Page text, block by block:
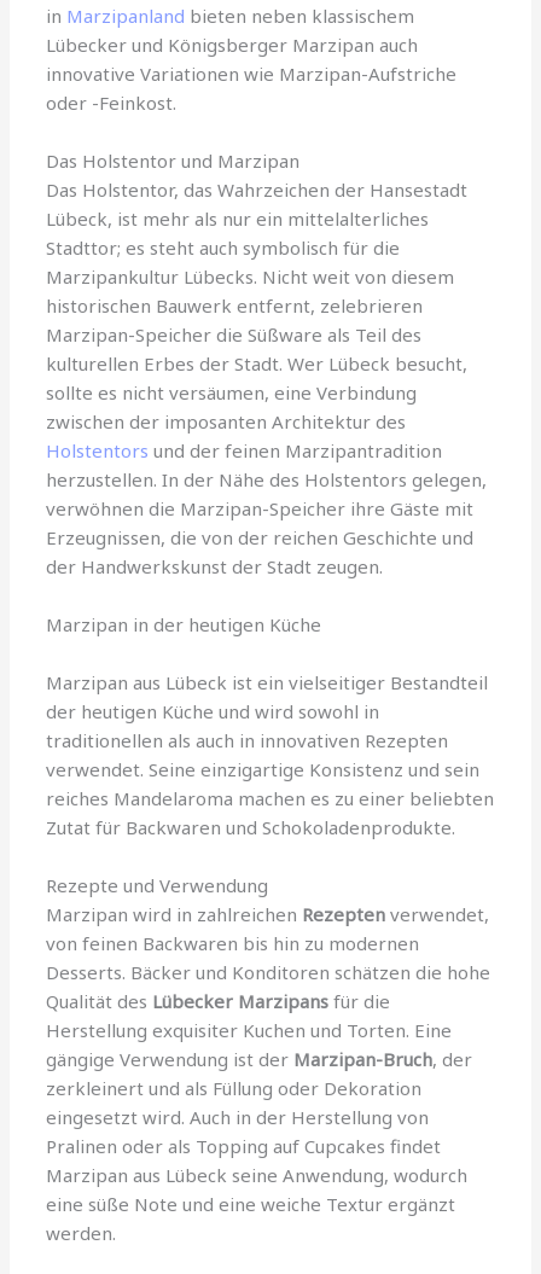
in Marzipanland bieten neben klassischem
Lübecker und Königsberger Marzipan auch
innovative Variationen wie Marzipan-Aufstriche
oder -Feinkost.
Das Holstentor und Marzipan
Das Holstentor, das Wahrzeichen der Hansestadt
Lübeck, ist mehr als nur ein mittelalterliches
Stadttor; es steht auch symbolisch für die
Marzipankultur Lübecks. Nicht weit von diesem
historischen Bauwerk entfernt, zelebrieren
Marzipan-Speicher die Süßware als Teil des
kulturellen Erbes der Stadt. Wer Lübeck besucht,
sollte es nicht versäumen, eine Verbindung
zwischen der imposanten Architektur des
Holstentors und der feinen Marzipantradition
herzustellen. In der Nähe des Holstentors gelegen,
verwöhnen die Marzipan-Speicher ihre Gäste mit
Erzeugnissen, die von der reichen Geschichte und
der Handwerkskunst der Stadt zeugen.
Marzipan in der heutigen Küche
Marzipan aus Lübeck ist ein vielseitiger Bestandteil
der heutigen Küche und wird sowohl in
traditionellen als auch in innovativen Rezepten
verwendet. Seine einzigartige Konsistenz und sein
reiches Mandelaroma machen es zu einer beliebten
Zutat für Backwaren und Schokoladenprodukte.
Rezepte und Verwendung
Marzipan wird in zahlreichen Rezepten verwendet,
von feinen Backwaren bis hin zu modernen
Desserts. Bäcker und Konditoren schätzen die hohe
Qualität des Lübecker Marzipans für die
Herstellung exquisiter Kuchen und Torten. Eine
gängige Verwendung ist der Marzipan-Bruch, der
zerkleinert und als Füllung oder Dekoration
eingesetzt wird. Auch in der Herstellung von
Pralinen oder als Topping auf Cupcakes findet
Marzipan aus Lübeck seine Anwendung, wodurch
eine süße Note und eine weiche Textur ergänzt
werden.